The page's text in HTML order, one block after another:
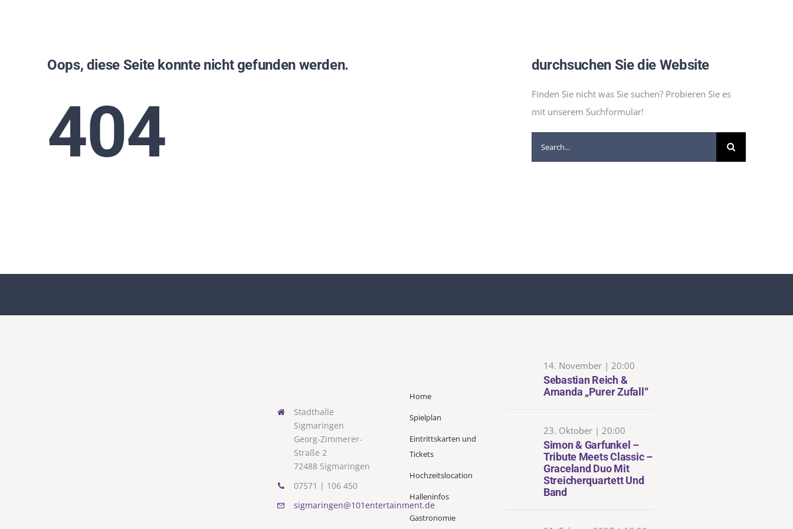
Oops, diese Seite konnte nicht gefunden werden.
404
durchsuchen Sie die Website
Finden Sie nicht was Sie suchen? Probieren Sie es
mit unserem Suchformular!
nach:
Stadthalle
Sigmaringen
Georg-Zimmerer-
Straße 2
72488 Sigmaringen
07571 | 106 450
sigmaringen@101entertainment.de
Home
Spielplan
Eintrittskarten und
Tickets
Hochzeitslocation
Halleninfos
Gastronomie
14. November | 20:00
Sebastian Reich &
Amanda „Purer Zufall“
23. Oktober | 20:00
Simon & Garfunkel –
Tribute Meets Classic –
Graceland Duo Mit
Streicherquartett Und
Band